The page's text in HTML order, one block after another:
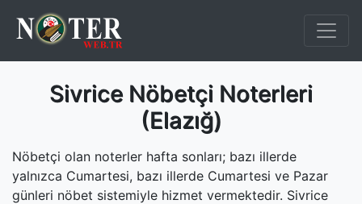
Sivrice Nöbetçi Noterleri
(Elazığ)
Nöbetçi olan noterler hafta sonları; bazı illerde
yalnızca Cumartesi, bazı illerde Cumartesi ve Pazar
günleri nöbet sistemiyle hizmet vermektedir. Sivrice